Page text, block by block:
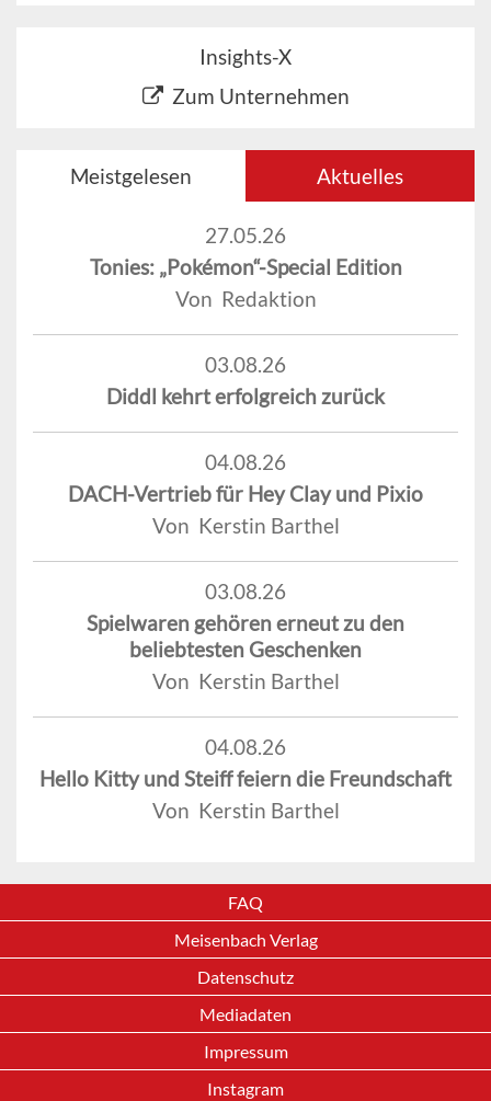
Insights-X
Zum Unternehmen
Meistgelesen Aktuelles
27.05.26
Tonies: „Pokémon“-Special Edition
Von Redaktion
03.08.26
Diddl kehrt erfolgreich zurück
04.08.26
DACH-Vertrieb für Hey Clay und Pixio
Von Kerstin Barthel
03.08.26
Spielwaren gehören erneut zu den
beliebtesten Geschenken
Von Kerstin Barthel
04.08.26
Hello Kitty und Steiff feiern die Freundschaft
Von Kerstin Barthel
FAQ
Meisenbach Verlag
Datenschutz
Mediadaten
Impressum
Instagram